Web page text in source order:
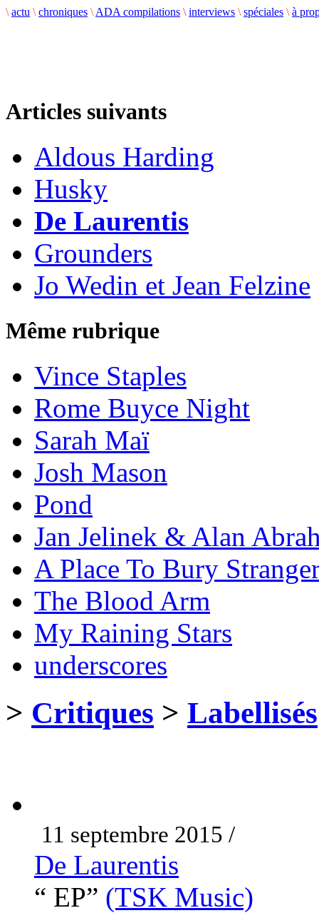
\ actu \ chroniques \ ADA compilations \ interviews \ spéciales \ à
Articles suivants
Aldous Harding
Husky
De Laurentis
Grounders
Jo Wedin et Jean Felzine
Même rubrique
Vince Staples
Rome Buyce Night
Sarah Maï
Josh Mason
Pond
Jan Jelinek & Alan
A Place To Bury
The Blood Arm
My Raining Stars
underscores
> Critiques > Labellisés
11 septembre 2015 /
De Laurentis
“ EP” (TSK Music)